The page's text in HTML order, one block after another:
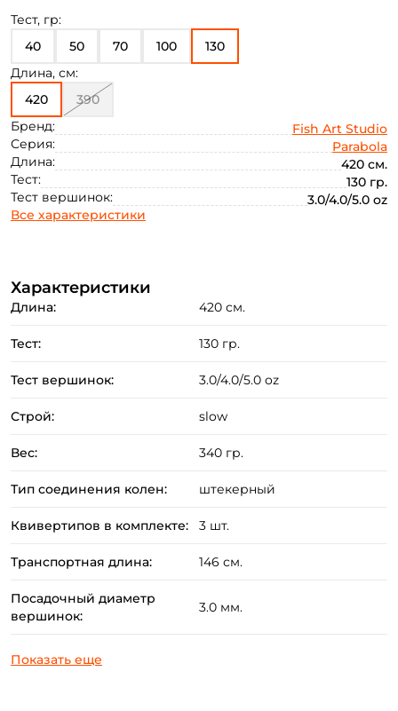
Тест, гр:
40
50 70 100
130
Длина, см:
420
390
Бренд:
Fish Art Studio
Серия:
Parabola
Длина:
420 см.
Тест:
130 гр.
Тест вершинок:
3.0/4.0/5.0 oz
Все характеристики
Характеристики
Длина: 420 см.
Тест: 130 гр.
Тест вершинок: 3.0/4.0/5.0 oz
Строй: slow
Вес: 340 гр.
Тип соединения колен: штекерный
Квивертипов в комплекте: 3 шт.
Транспортная длина: 146 см.
Посадочный диаметр
вершинок:
3.0 мм.